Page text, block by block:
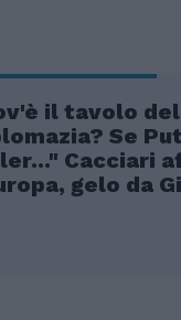
il tavolo
Se
Cacciari
gelo da
Meloni e la